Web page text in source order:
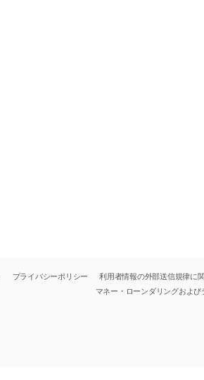
プライバシーポリシー
利用者情報の外部送信規律に
マネー・ローンダリングおよ